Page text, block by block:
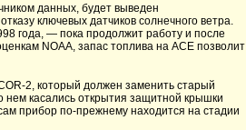
данных, будет выведен
ключевых датчиков солнечного ветра.
года, — пока продолжит работу и после
NOAA, запас топлива на ACE позволит
2, который должен заменить старый
касались открытия защитной крышки
прибор по-прежнему находится на стадии